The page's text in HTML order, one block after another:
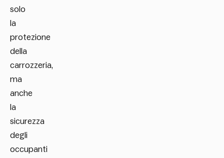
solo
la
protezione
della
carrozzeria,
ma
anche
la
sicurezza
degli
occupanti